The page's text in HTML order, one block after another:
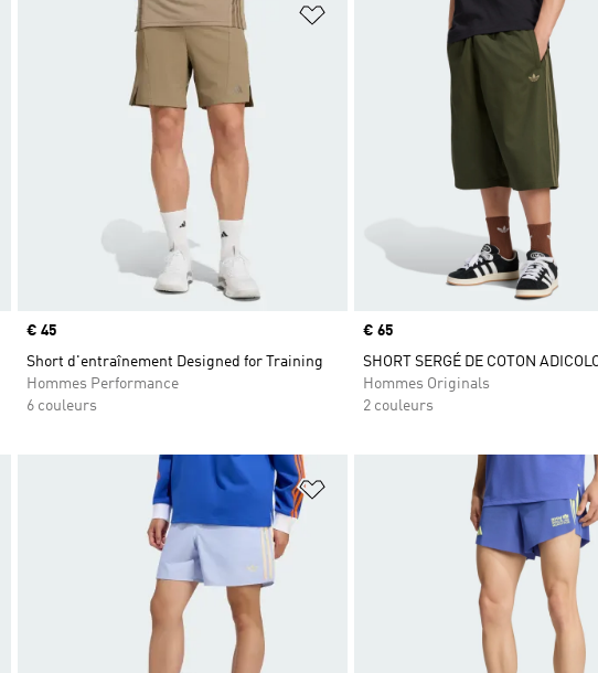
Ajouter à la Liste de produits favoris Ajouter à la Liste de produits
Prix
€ 45
Short d'entraînement Designed for Training
Hommes Performance
6 couleurs
Prix
€ 65
SHORT SERGÉ DE COTON
Hommes Originals
2 couleurs
Ajouter à la Liste de produits favoris Ajouter à la Liste de produits